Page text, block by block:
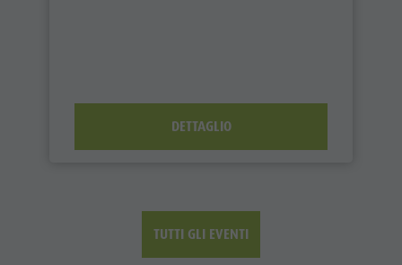
DETTAGLIO
TUTTI GLI EVENTI